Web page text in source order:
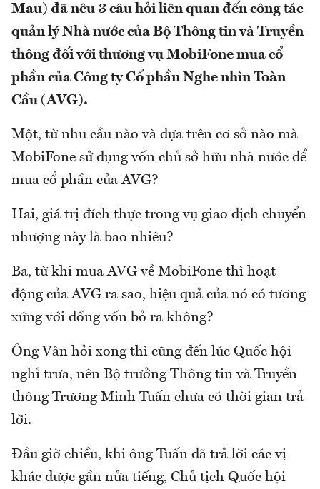
Mau) đã nêu 3 câu hỏi liên quan đến công tác
quản lý Nhà nước của Bộ Thông tin và Truyền
thông đối với thương vụ MobiFone mua cổ
phần của Công ty Cổ phần Nghe nhìn Toàn
Cầu (AVG).
Một, từ nhu cầu nào và dựa trên cơ sở nào mà
MobiFone sử dụng vốn chủ sở hữu nhà nước để
mua cổ phần của AVG?
Hai, giá trị đích thực trong vụ giao dịch chuyển
nhượng này là bao nhiêu?
Ba, từ khi mua AVG về MobiFone thì hoạt
động của AVG ra sao, hiệu quả của nó có tương
xứng với đồng vốn bỏ ra không?
Ông Vân hỏi xong thì cũng đến lúc Quốc hội
nghỉ trưa, nên Bộ trưởng Thông tin và Truyền
thông Trương Minh Tuấn chưa có thời gian trả
lời.
Đầu giờ chiều, khi ông Tuấn đã trả lời các vị
khác được gần nửa tiếng, Chủ tịch Quốc hội